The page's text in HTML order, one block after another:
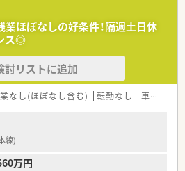
の方がサポート頂いております
像について】
た増員募集であり、新しい仲間を求めてい
重視し、患者様一人ひとりに寄り添った医
迎しております。
業ほぼなしの好条件！隔週土日休
ス◎
討リストに追加
なし(ほぼなし含む) 転勤なし 車通勤可
線)
万円